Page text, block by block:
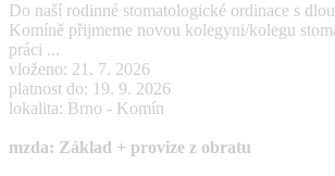
Do naší rodinné stomatologické ordinace s
Komíně přijmeme novou kolegyni/kolegu
práci ...
vloženo: 21. 7. 2026
platnost do: 19. 9. 2026
lokalita: Brno - Komín
mzda: Základ + provize z obratu